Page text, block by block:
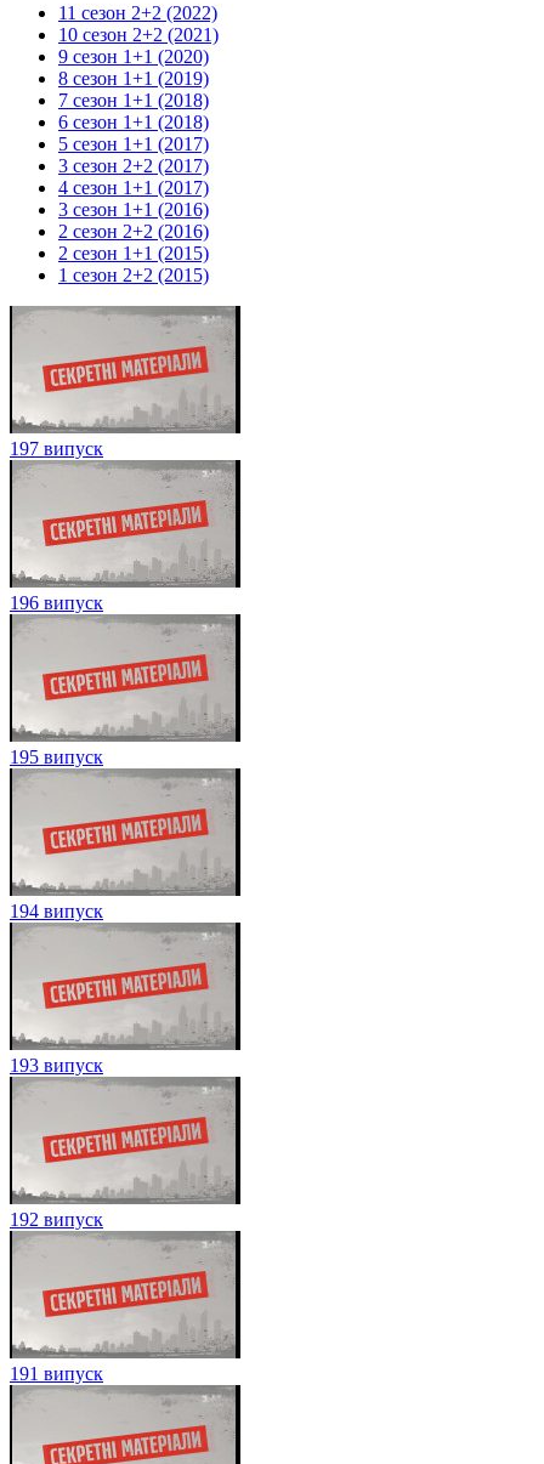
11 сезон 2+2 (2022)
10 сезон 2+2 (2021)
9 сезон 1+1 (2020)
8 сезон 1+1 (2019)
7 сезон 1+1 (2018)
6 сезон 1+1 (2018)
5 сезон 1+1 (2017)
3 сезон 2+2 (2017)
4 сезон 1+1 (2017)
3 сезон 1+1 (2016)
2 сезон 2+2 (2016)
2 сезон 1+1 (2015)
1 сезон 2+2 (2015)
197 випуск
196 випуск
195 випуск
194 випуск
193 випуск
192 випуск
191 випуск